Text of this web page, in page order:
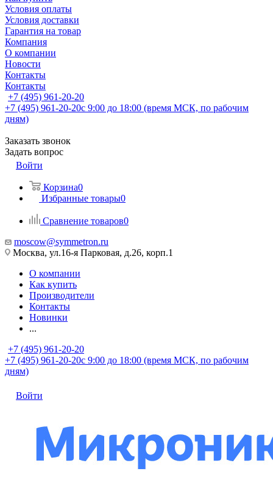
Условия оплаты
Условия доставки
Гарантия на товар
Компания
О компании
Новости
Контакты
Контакты
+7 (495) 961-20-20
+7 (495) 961-20-20с 9:00 до 18:00 (время МСК, по рабочим
дням)
Заказать звонок
Задать вопрос
Войти
Корзина0
Избранные товары0
Сравнение товаров0
moscow@symmetron.ru
Москва, ул.16-я Парковая, д.26, корп.1
О компании
Как купить
Производители
Контакты
Новинки
...
+7 (495) 961-20-20
+7 (495) 961-20-20с 9:00 до 18:00 (время МСК, по рабочим
дням)
Войти